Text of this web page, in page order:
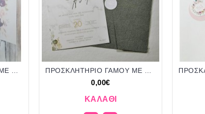
0,00€
ΚΑΛΆΘΙ